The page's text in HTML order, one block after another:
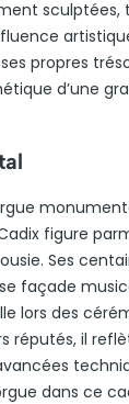
propres
d’une
figure
Ses
façade
lors des
réputés, il
dans ce